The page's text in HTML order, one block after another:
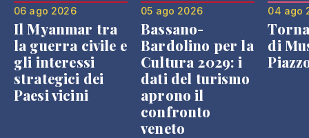
06 ago 2026
Il Myanmar tra
la guerra civile e
gli interessi
strategici dei
Paesi vicini
05 ago 2026
Bassano-
Bardolino per la
Cultura 2029: i
dati del turismo
aprono il
confronto
veneto
04 ago
di